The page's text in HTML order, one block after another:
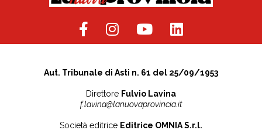
Aut. Tribunale di Asti n. 61 del 25/09/1953
Direttore Fulvio Lavina
f.lavina@lanuovaprovincia.it
Società editrice Editrice OMNIA S.r.l.